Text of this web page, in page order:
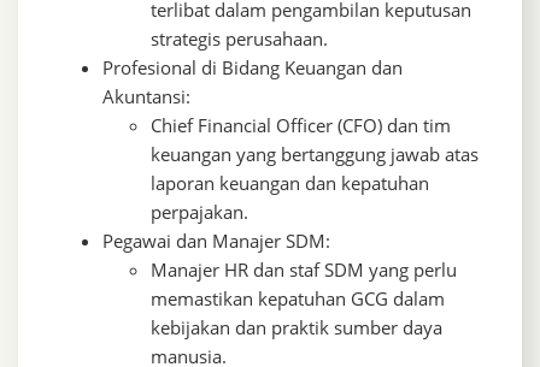
terlibat dalam pengambilan keputusan
strategis perusahaan.
Profesional di Bidang Keuangan dan
Akuntansi:
Chief Financial Officer (CFO) dan tim
keuangan yang bertanggung jawab atas
laporan keuangan dan kepatuhan
perpajakan.
Pegawai dan Manajer SDM:
Manajer HR dan staf SDM yang perlu
memastikan kepatuhan GCG dalam
kebijakan dan praktik sumber daya
manusia.